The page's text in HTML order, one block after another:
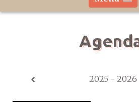
2025 - 2026